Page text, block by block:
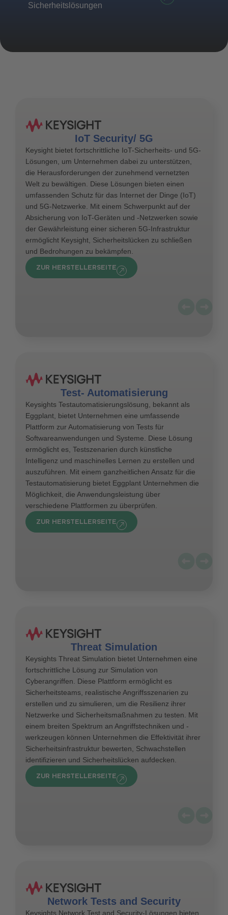
Sicherheitslösungen
IoT Security/ 5G
Keysight bietet fortschrittliche IoT-Sicherheits- und 5G-
Lösungen, um Unternehmen dabei zu unterstützen,
die Herausforderungen der zunehmend vernetzten
Welt zu bewältigen. Diese Lösungen bieten einen
umfassenden Schutz für das Internet der Dinge (IoT)
und 5G-Netzwerke. Mit einem Schwerpunkt auf der
Absicherung von IoT-Geräten und -Netzwerken sowie
der Gewährleistung einer sicheren 5G-Infrastruktur
ermöglicht Keysight, Sicherheitslücken zu schließen
und Bedrohungen zu bekämpfen.
ZUR HERSTELLERSEITE
Test- Automatisierung
Keysights Testautomatisierungslösung, bekannt als
Eggplant, bietet Unternehmen eine umfassende
Plattform zur Automatisierung von Tests für
Softwareanwendungen und Systeme. Diese Lösung
ermöglicht es, Testszenarien durch künstliche
Intelligenz und maschinelles Lernen zu erstellen und
auszuführen. Mit einem ganzheitlichen Ansatz für die
Testautomatisierung bietet Eggplant Unternehmen die
Möglichkeit, die Anwendungsleistung über
verschiedene Plattformen zu überprüfen.
ZUR HERSTELLERSEITE
Threat Simulation
Keysights Threat Simulation bietet Unternehmen eine
fortschrittliche Lösung zur Simulation von
Cyberangriffen. Diese Plattform ermöglicht es
Sicherheitsteams, realistische Angriffsszenarien zu
erstellen und zu simulieren, um die Resilienz ihrer
Netzwerke und Sicherheitsmaßnahmen zu testen. Mit
einem breiten Spektrum an Angriffstechniken und -
werkzeugen können Unternehmen die Effektivität ihrer
Sicherheitsinfrastruktur bewerten, Schwachstellen
identifizieren und Sicherheitslücken aufdecken.
ZUR HERSTELLERSEITE
Network Tests and Security
Keysights Network Test and Security-Lösungen bieten